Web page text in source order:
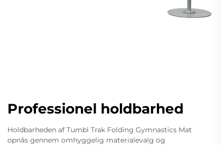
Professionel holdbarhed
Holdbarheden af Tumbl Trak Folding Gymnastics Mat
opnås gennem omhyggelig materialevalg og